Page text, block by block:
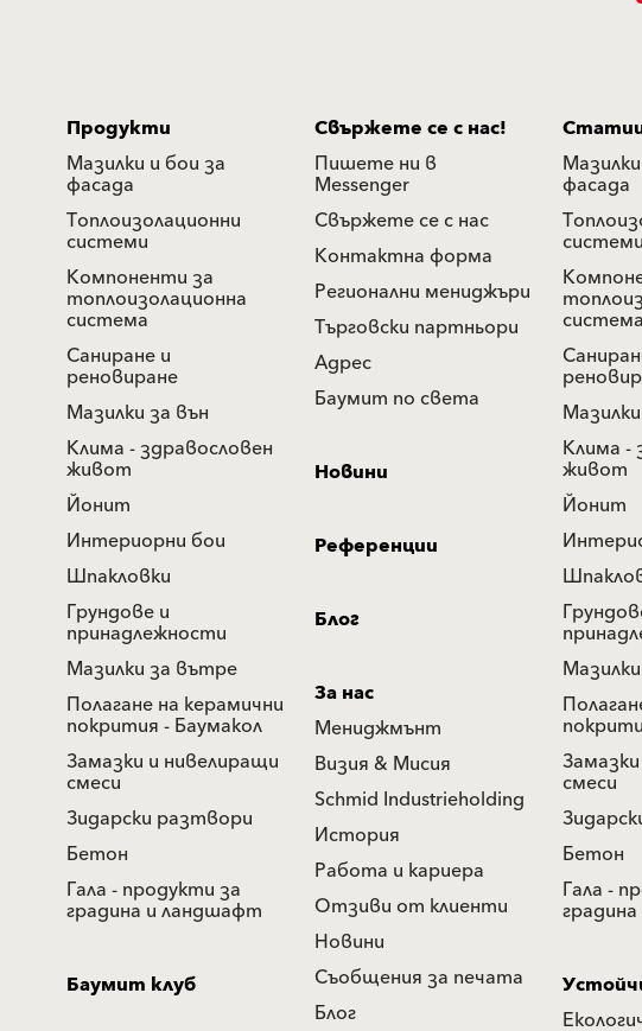
Продукти
Мазилки и бои за
фасада
Топлоизолационни
системи
Компоненти за
топлоизолационна
система
Саниране и
реновиране
Мазилки за вън
Клима - здравословен
живот
Йонит
Интериорни бои
Шпакловки
Грундове и
принадлежности
Мазилки за вътре
Полагане на керамични
покрития - Баумакол
Замазки и нивелиращи
смеси
Зидарски разтвори
Бетон
Гала - продукти за
градина и ландшафт
Свържете се с нас!
Пишете ни в
Messenger
Свържете се с нас
Контактна форма
Регионални мениджъри
Търговски партньори
Адрес
Баумит по света
фасада
системи
система
Клима -
живот
Йонит
смеси
Бетон
Гала -
Новини
Референции
Блог
За нас
Мениджмънт
Визия & Мисия
Schmid Industrieholding
История
Работа и кариера
Отзиви от клиенти
Новини
Съобщения за печата
Блог
Баумит клуб